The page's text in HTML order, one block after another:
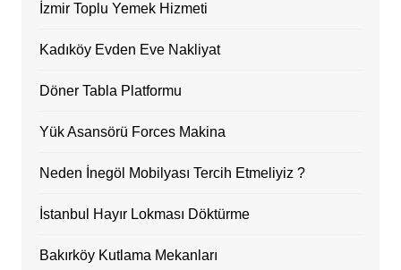
İzmir Toplu Yemek Hizmeti
Kadıköy Evden Eve Nakliyat
Döner Tabla Platformu
Yük Asansörü Forces Makina
Neden İnegöl Mobilyası Tercih Etmeliyiz ?
İstanbul Hayır Lokması Döktürme
Bakırköy Kutlama Mekanları